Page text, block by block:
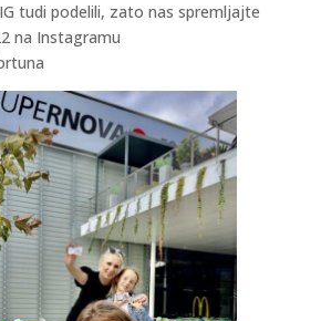
tudi podelili, zato nas spremljajte
na Instagramu